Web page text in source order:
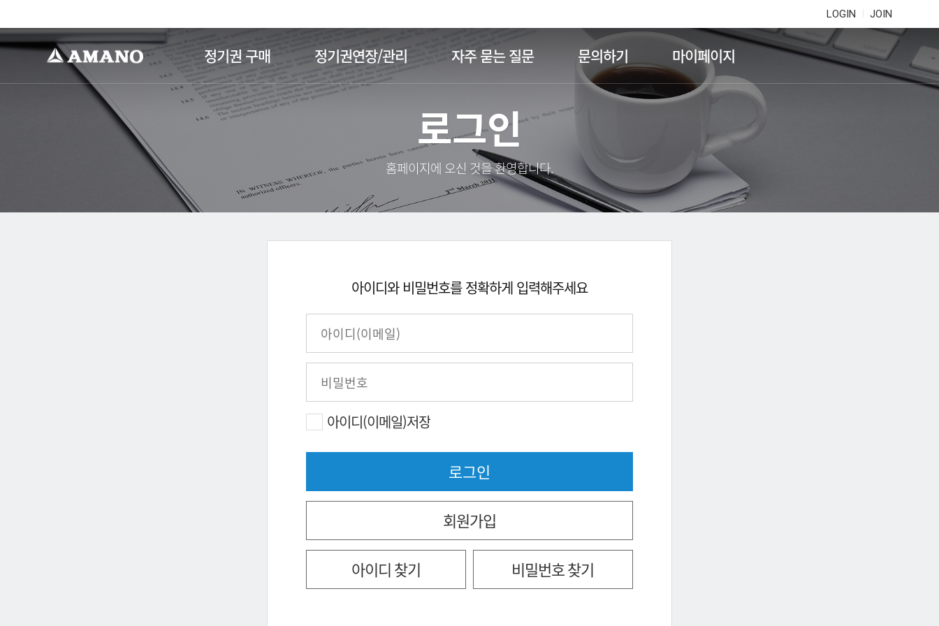
LOGIN JOIN
정기권 구매 정기권연장/관리 자주 묻는 질문 문의하기 마이페이지
로그인
홈페이지에 오신 것을 환영합니다.
아이디와 비밀번호를 정확하게 입력해주세요
아이디(이메일)저장
회원가입
아이디 찾기 비밀번호 찾기